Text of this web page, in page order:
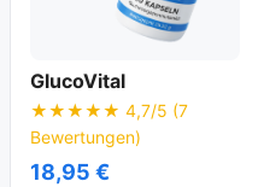
GlucoVital
★★★★★ 4,7/5 (7
Bewertungen)
18,95 €